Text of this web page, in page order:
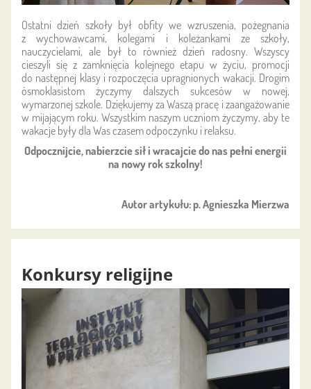
Ostatni dzień szkoły był obfity we wzruszenia, pożegnania
z wychowawcami, kolegami i koleżankami ze szkoły,
nauczycielami, ale był to również dzień radosny. Wszyscy
cieszyli się z zamknięcia kolejnego etapu w życiu, promocji
do następnej klasy i rozpoczęcia upragnionych wakacji. Drogim
ósmoklasistom życzymy dalszych sukcesów w nowej,
wymarzonej szkole. Dziękujemy za Waszą pracę i zaangażowanie
w mijającym roku. Wszystkim naszym uczniom życzymy, aby te
wakacje były dla Was czasem odpoczynku i relaksu.
Odpocznijcie, nabierzcie sił i wracajcie do nas pełni energii
na nowy rok szkolny!
Autor artykułu: p. Agnieszka Mierzwa
Konkursy religijne